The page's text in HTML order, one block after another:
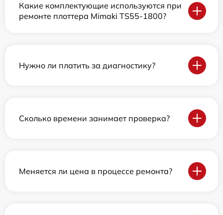
Какие комплектующие используются при
ремонте плоттера Mimaki TS55-1800?
Нужно ли платить за диагностику?
Сколько времени занимает проверка?
Меняется ли цена в процессе ремонта?